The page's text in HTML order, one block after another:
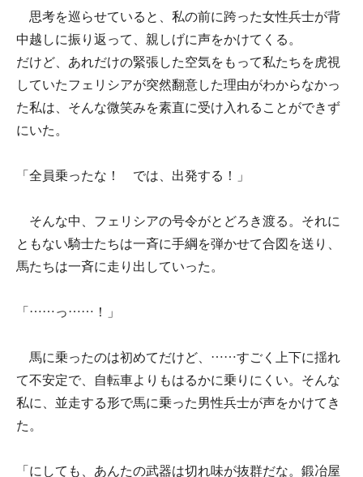
思考を巡らせていると、私の前に跨った女性兵士が背
中越しに振り返って、親しげに声をかけてくる。
だけど、あれだけの緊張した空気をもって私たちを虎視
していたフェリシアが突然翻意した理由がわからなかっ
た私は、そんな微笑みを素直に受け入れることができず
にいた。
「全員乗ったな！ では、出発する！」
そんな中、フェリシアの号令がとどろき渡る。それに
ともない騎士たちは一斉に手綱を弾かせて合図を送り、
馬たちは一斉に走り出していった。
「……っ……！」
馬に乗ったのは初めてだけど、……すごく上下に揺れ
て不安定で、自転車よりもはるかに乗りにくい。そんな
私に、並走する形で馬に乗った男性兵士が声をかけてき
た。
「にしても、あんたの武器は切れ味が抜群だな。鍛冶屋